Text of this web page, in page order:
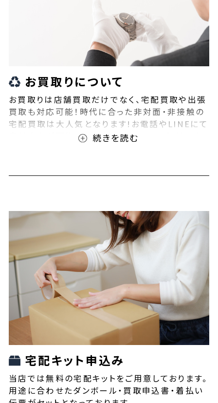
お買取りについて
お買取りは店舗買取だけでなく、宅配買取や出張
買取も対応可能！時代に合った非対面・非接触の
宅配買取は大人気となります!お電話やLINEにて
事前査定が可能となっております！また無料の宅
宅配キット申込み
当店では無料の宅配キットをご用意しております。
用途に合わせたダンボール・買取申込書・着払い